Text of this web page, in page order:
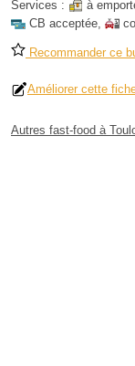
Services :
à
CB acceptée,
Recommander ce
Améliorer cette
Autres fast-food à